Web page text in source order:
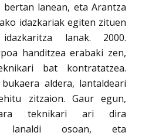
lanean, eta Arantza
idazkariak egiten zituen
idazkaritza lanak. 2000.
handitzea erabaki zen,
bat kontratatzea.
aldera, lantaldeari
zitzaion. Gaur egun,
teknikari ari dira
lanaldi osoan, eta